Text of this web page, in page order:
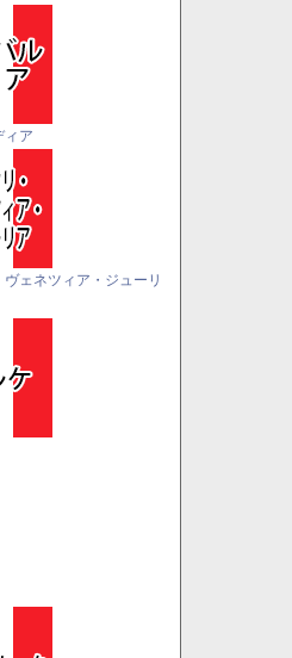
ィア
ヴェネツィア・ジューリ